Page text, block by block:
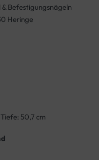
& Befestigungsnägeln
Heringe
Tiefe: 50,7 cm